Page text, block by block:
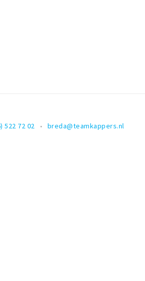
522 72 02 breda@teamkappers.nl